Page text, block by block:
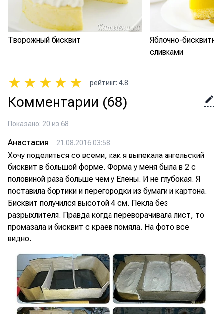
Творожный бисквит
Яблочно-
сливками
★ ★ ★ ★ ★ рейтинг: 4.8
Комментарии (68)
Показано: 20 из 68
Анастасия 21.08.2016 03:58
Хочу поделиться со всеми, как я выпекала ангельский
бисквит в большой форме. Форма у меня была в 2 с
половиной раза больше чем у Елены. И не глубокая. Я
поставила бортики и перегородки из бумаги и картона.
Бисквит получился высотой 4 см. Пекла без
разрыхлителя. Правда когда переворачивала лист, то
промазала и бисквит с краев помяла. На фото все
видно.